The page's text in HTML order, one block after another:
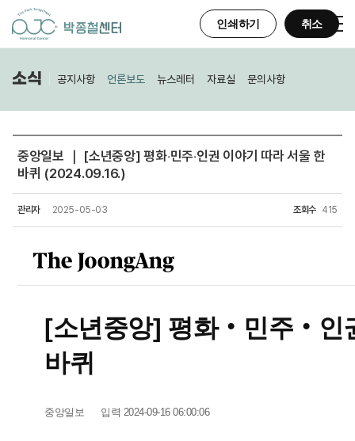
소식 공지사항 언론보도 뉴스레터 자료실 문의사항
중앙일보 ｜ [소년중앙] 평화‧민주‧인권 이야기 따라 서울 한
바퀴 (2024.09.16.)
관리자 2025-05-03 조회수 415
[소년중앙] 평화‧민주‧인
바퀴
중앙일보 입력 2024-09-16 06:00:06
인쇄하기 취소